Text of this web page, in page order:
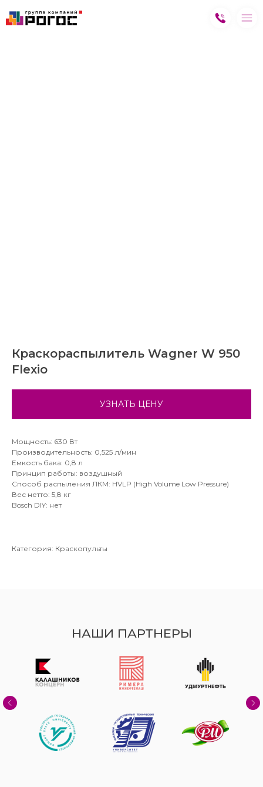
Краскораспылитель Wagner W 950
Flexio
УЗНАТЬ ЦЕНУ
Мощность: 630 Вт
Производительность: 0,525 л/мин
Емкость бака: 0,8 л
Принцип работы: воздушный
Способ распыления ЛКМ: HVLP (High Volume Low Pressure)
Вес нетто: 5,8 кг
Bosch DIY: нет
Категория: Краскопульты
НАШИ ПАРТНЕРЫ